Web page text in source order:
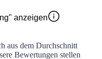
anzeigen
aus dem Durchschnitt
Bewertungen stellen